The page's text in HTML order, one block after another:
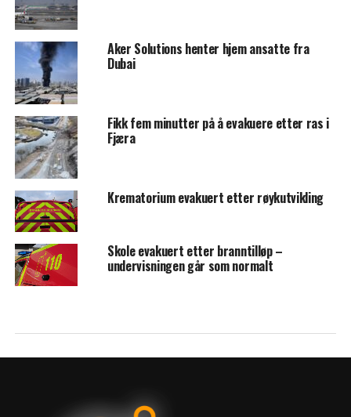
Aker Solutions henter hjem ansatte fra
Dubai
Fikk fem minutter på å evakuere etter ras i
Fjæra
Krematorium evakuert etter røykutvikling
Skole evakuert etter branntilløp –
undervisningen går som normalt